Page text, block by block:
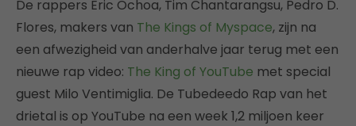
De rappers Eric Ochoa, Tim Chantarangsu, Pedro D.
Flores, makers van The Kings of Myspace, zijn na
een afwezigheid van anderhalve jaar terug met een
nieuwe rap video: The King of YouTube met special
guest Milo Ventimiglia. De Tubedeedo Rap van het
drietal is op YouTube na een week 1,2 miljoen keer